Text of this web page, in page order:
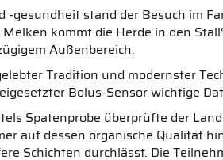
stand der Besuch im
kommt die Herde in den
Außenbereich.
Tradition und modernster
Bolus-Sensor wichtige
Spatenprobe überprüfte der
auf dessen organische Qualität
Schichten durchlässt. Die